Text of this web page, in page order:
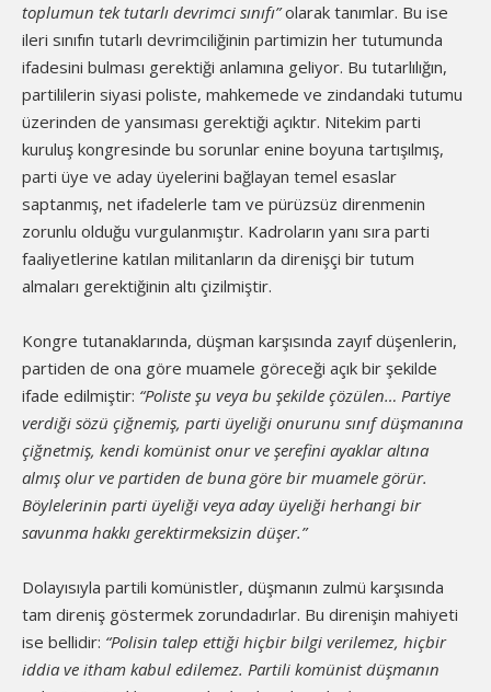
toplumun tek tutarlı devrimci sınıfı”olarak tanımlar. Bu ise
ileri sınıfın tutarlı devrimciliğinin partimizin her tutumunda
ifadesini bulması gerektiği anlamına geliyor. Bu tutarlılığın,
partililerin siyasi poliste, mahkemede ve zindandaki tutumu
üzerinden de yansıması gerektiği açıktır. Nitekim parti
kuruluş kongresinde bu sorunlar enine boyuna tartışılmış,
parti üye ve aday üyelerini bağlayan temel esaslar
saptanmış, net ifadelerle tam ve pürüzsüz direnmenin
zorunlu olduğu vurgulanmıştır. Kadroların yanı sıra parti
faaliyetlerine katılan militanların da direnişçi bir tutum
almaları gerektiğinin altı çizilmiştir.
Kongre tutanaklarında, düşman karşısında zayıf düşenlerin,
partiden de ona göre muamele göreceği açık bir şekilde
ifade edilmiştir: “Poliste şu veya bu şekilde çözülen… Partiye
verdiği sözü çiğnemiş, parti üyeliği onurunu sınıf düşmanına
çiğnetmiş, kendi komünist onur ve şerefini ayaklar altına
almış olur ve partiden de buna göre bir muamele görür.
Böylelerinin parti üyeliği veya aday üyeliği herhangi bir
savunma hakkı gerektirmeksizin düşer.”
Dolayısıyla partili komünistler, düşmanın zulmü karşısında
tam direniş göstermek zorundadırlar. Bu direnişin mahiyeti
ise bellidir: “Polisin talep ettiği hiçbir bilgi verilemez, hiçbir
iddia ve itham kabul edilemez. Partili komünist düşmanın